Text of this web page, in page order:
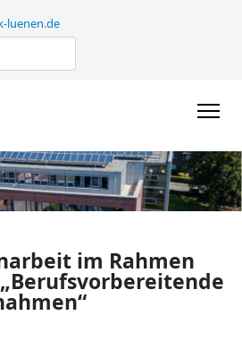
luenen.de
im Rahmen